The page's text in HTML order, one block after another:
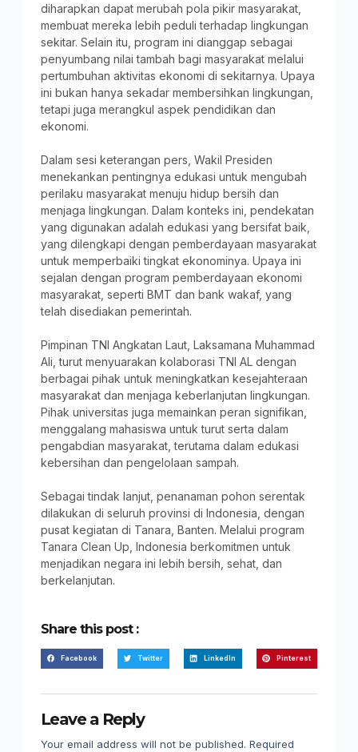
diharapkan dapat merubah pola pikir masyarakat,
membuat mereka lebih peduli terhadap lingkungan
sekitar. Selain itu, program ini dianggap sebagai
penyumbang nilai tambah bagi masyarakat melalui
pertumbuhan aktivitas ekonomi di sekitarnya. Upaya
ini bukan hanya sekadar membersihkan lingkungan,
tetapi juga merangkul aspek pendidikan dan
ekonomi.
Dalam sesi keterangan pers, Wakil Presiden
menekankan pentingnya edukasi untuk mengubah
perilaku masyarakat menuju hidup bersih dan
menjaga lingkungan. Dalam konteks ini, pendekatan
yang digunakan adalah edukasi yang bersifat baik,
yang dilengkapi dengan pemberdayaan masyarakat
untuk memperbaiki tingkat ekonominya. Upaya ini
sejalan dengan program pemberdayaan ekonomi
masyarakat, seperti BMT dan bank wakaf, yang
telah disediakan pemerintah.
Pimpinan TNI Angkatan Laut, Laksamana Muhammad
Ali, turut menyuarakan kolaborasi TNI AL dengan
berbagai pihak untuk meningkatkan kesejahteraan
masyarakat dan menjaga keberlanjutan lingkungan.
Pihak universitas juga memainkan peran signifikan,
menggalang mahasiswa untuk turut serta dalam
pengabdian masyarakat, terutama dalam edukasi
kebersihan dan pengelolaan sampah.
Sebagai tindak lanjut, penanaman pohon serentak
dilakukan di seluruh provinsi di Indonesia, dengan
pusat kegiatan di Tanara, Banten. Melalui program
Tanara Clean Up, Indonesia berkomitmen untuk
menjadikan negara ini lebih bersih, sehat, dan
berkelanjutan.
Share this post :
Facebook Twitter LinkedIn Pinterest
Leave a Reply
Your email address will not be published. Required